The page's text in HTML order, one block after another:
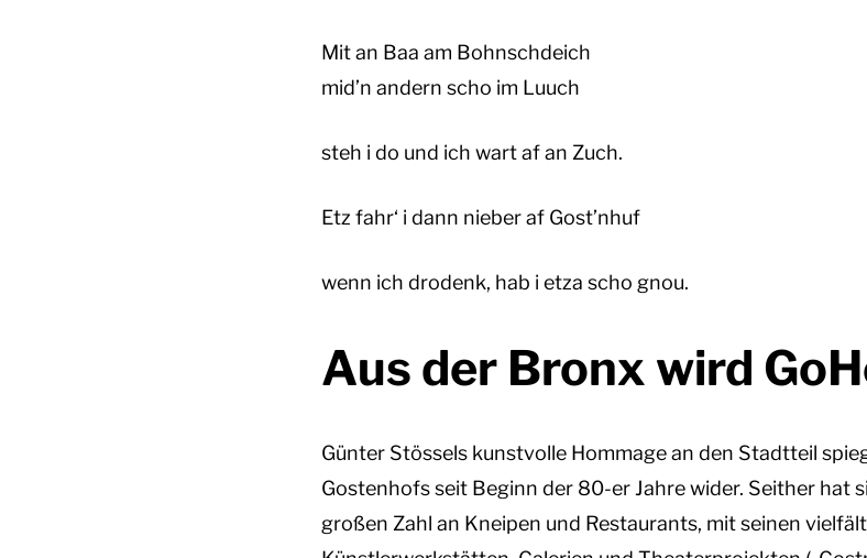
Mit an Baa am Bohnschdeich
mid’n andern scho im Luuch
steh i do und ich wart af an Zuch.
Etz fahr‘ i dann nieber af Gost’nhuf
wenn ich drodenk, hab i etza scho gnou.
Aus der Bronx wird
Günter Stössels kunstvolle Hommage an den Stadtteil
Gostenhofs seit Beginn der 80-er Jahre wider. Seither hat
großen Zahl an Kneipen und Restaurants, mit seinen